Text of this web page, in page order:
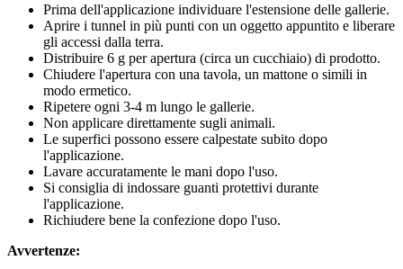
Prima dell'applicazione individuare l'estensione delle gallerie.
Aprire i tunnel in più punti con un oggetto appuntito e liberare
gli accessi dalla terra.
Distribuire 6 g per apertura (circa un cucchiaio) di prodotto.
Chiudere l'apertura con una tavola, un mattone o simili in
modo ermetico.
Ripetere ogni 3-4 m lungo le gallerie.
Non applicare direttamente sugli animali.
Le superfici possono essere calpestate subito dopo
l'applicazione.
Lavare accuratamente le mani dopo l'uso.
Si consiglia di indossare guanti protettivi durante
l'applicazione.
Richiudere bene la confezione dopo l'uso.
Avvertenze: